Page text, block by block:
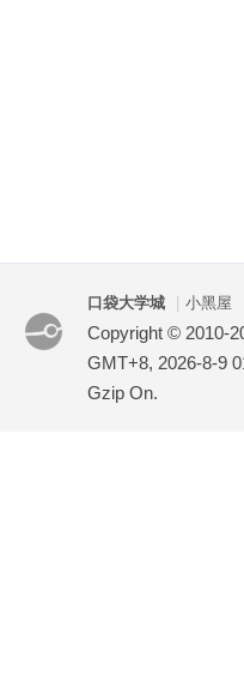
口袋大学城 小黑屋
Copyright © 2010-
GMT+8, 2026-8-9
Gzip On.